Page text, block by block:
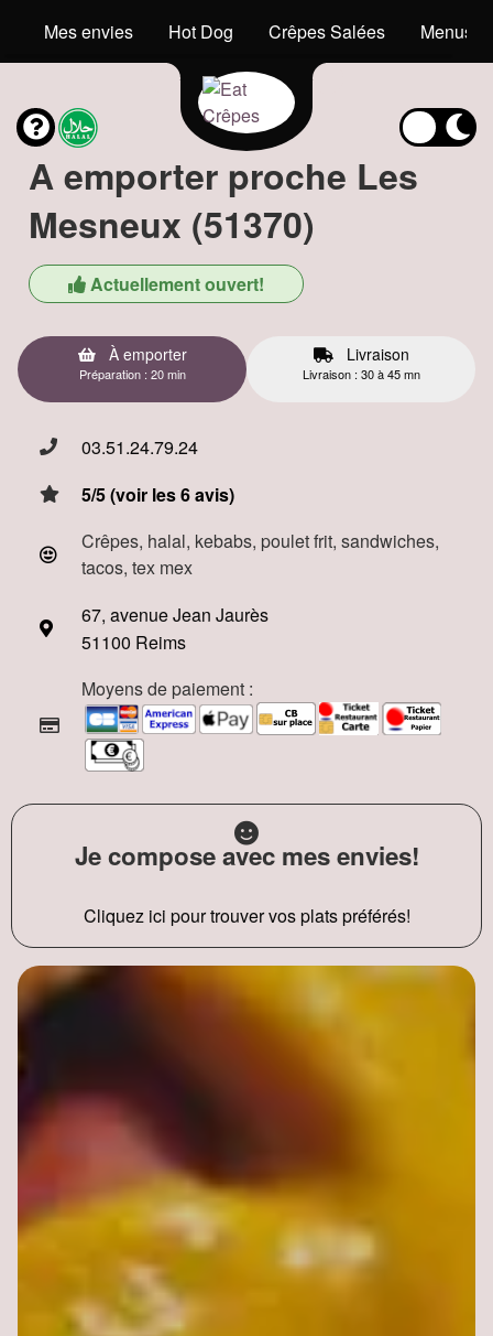
Mes envies Hot Dog Crêpes Salées Menus
A emporter proche Les
Mesneux (51370)
Actuellement ouvert!
À emporter
Préparation : 20 min
Livraison
Livraison : 30 à 45 mn
03.51.24.79.24
5/5 (voir les 6 avis)
Crêpes, halal, kebabs, poulet frit, sandwiches,
tacos, tex mex
67, avenue Jean Jaurès
51100 Reims
Moyens de paiement :
Je compose avec mes envies!
Cliquez ici pour trouver vos plats préférés!